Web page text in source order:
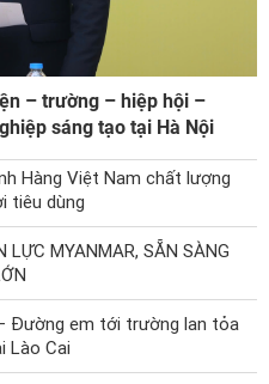
– trường – hiệp hội –
sáng tạo tại Hà Nội
Hàng Việt Nam chất lượng
tiêu dùng
MYANMAR, SẴN SÀNG
Đường em tới trường lan tỏa
Lào Cai